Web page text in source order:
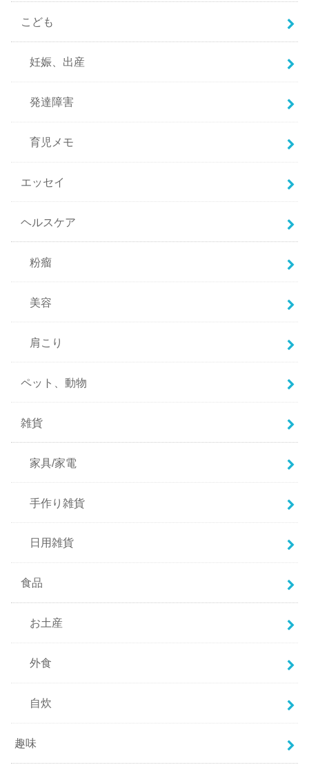
こども
妊娠、出産
発達障害
育児メモ
エッセイ
ヘルスケア
粉瘤
美容
肩こり
ペット、動物
雑貨
家具/家電
手作り雑貨
日用雑貨
食品
お土産
外食
自炊
趣味